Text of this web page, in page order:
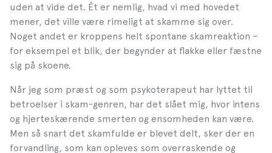
uden at vide det. Ét er nemlig, hvad vi med hovedet
mener, det ville være rimeligt at skamme sig over.
Noget andet er kroppens helt spontane skamreaktion –
for eksempel et blik, der begynder at flakke eller fæstne
sig på skoene.
Når jeg som præst og som psykoterapeut har lyttet til
betroelser i skam-genren, har det slået mig, hvor intens
og hjerteskærende smerten og ensomheden kan være.
Men så snart det skamfulde er blevet delt, sker der en
forvandling, som kan opleves som overraskende og